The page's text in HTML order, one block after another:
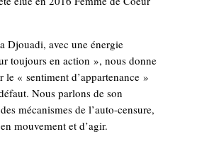
Djouadi, avec une énergie
toujours en action », nous donne
le « sentiment d’appartenance »
Nous parlons de son
mécanismes de l’auto-censure,
mouvement et d’agir.